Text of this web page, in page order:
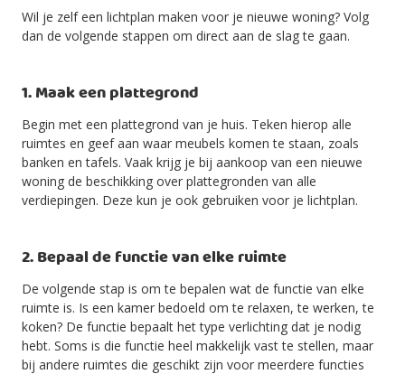
Wil je zelf een lichtplan maken voor je nieuwe woning? Volg
dan de volgende stappen om direct aan de slag te gaan.
1. Maak een plattegrond
Begin met een plattegrond van je huis. Teken hierop alle
ruimtes en geef aan waar meubels komen te staan, zoals
banken en tafels. Vaak krijg je bij aankoop van een nieuwe
woning de beschikking over plattegronden van alle
verdiepingen. Deze kun je ook gebruiken voor je lichtplan.
2. Bepaal de functie van elke ruimte
De volgende stap is om te bepalen wat de functie van elke
ruimte is. Is een kamer bedoeld om te relaxen, te werken, te
koken? De functie bepaalt het type verlichting dat je nodig
hebt. Soms is die functie heel makkelijk vast te stellen, maar
bij andere ruimtes die geschikt zijn voor meerdere functies